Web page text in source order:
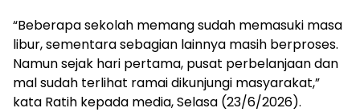
“Beberapa sekolah memang sudah memasuki masa
libur, sementara sebagian lainnya masih berproses.
Namun sejak hari pertama, pusat perbelanjaan dan
mal sudah terlihat ramai dikunjungi masyarakat,”
kata Ratih kepada media, Selasa (23/6/2026).